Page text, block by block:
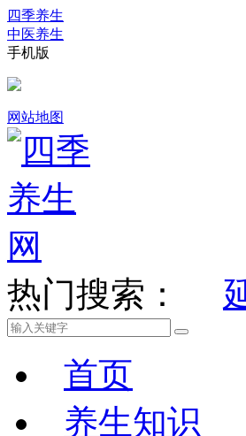
四季养生
中医养生
手机版
网站地图
热门搜索：
首页
养生知识